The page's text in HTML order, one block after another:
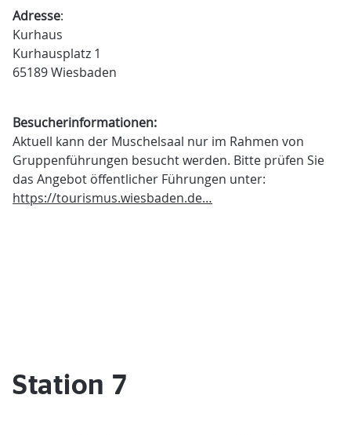
Adresse:
Kurhaus
Kurhausplatz 1
65189 Wiesbaden
Besucherinformationen:
Aktuell kann der Muschelsaal nur im Rahmen von
Gruppenführungen besucht werden. Bitte prüfen Sie
das Angebot öffentlicher Führungen unter:
https://tourismus.wiesbaden.de…
Station 7